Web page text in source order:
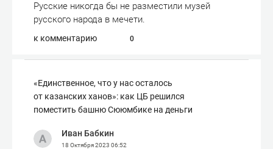
Русские никогда бы не разместили музей
русского народа в мечети.
к комментарию 0
«Единственное, что у нас осталось
от казанских ханов»: как ЦБ решился
поместить башню Сююмбике на деньги
Иван Бабкин
18 Октября 2023 06:52